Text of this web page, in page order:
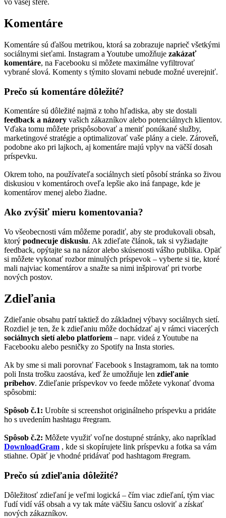
vo vašej sfére.
Komentáre
Komentáre sú ďalšou metrikou, ktorá sa zobrazuje naprieč všetkými
sociálnymi sieťami. Instagram a Youtube umožňuje zakázať
komentáre, na Facebooku si môžete maximálne vyfiltrovať
vybrané slová. Komenty s týmito slovami nebude možné uverejniť.
Prečo sú komentáre dôležité?
Komentáre sú dôležité najmä z toho hľadiska, aby ste dostali
feedback a názory vašich zákazníkov alebo potenciálnych klientov.
Vďaka tomu môžete prispôsobovať a meniť ponúkané služby,
marketingové stratégie a optimalizovať vaše plány a ciele. Zároveň,
podobne ako pri lajkoch, aj komentáre majú vplyv na väčší dosah
príspevku.
Okrem toho, na používateľa sociálnych sietí pôsobí stránka so živou
diskusiou v komentároch oveľa lepšie ako iná fanpage, kde je
komentárov menej alebo žiadne.
Ako zvýšiť mieru komentovania?
Vo všeobecnosti vám môžeme poradiť, aby ste produkovali obsah,
ktorý podnecuje diskusiu. Ak zdieľate článok, tak si vyžiadajte
feedback, opýtajte sa na názor alebo skúsenosti vášho publika. Opäť
si môžete vykonať rozbor minulých príspevok – vyberte si tie, ktoré
mali najviac komentárov a snažte sa nimi inšpirovať pri tvorbe
nových postov.
Zdieľania
Zdieľanie obsahu patrí taktiež do základnej výbavy sociálnych sietí.
Rozdiel je ten, že k zdieľaniu môže dochádzať aj v rámci viacerých
sociálnych sietí alebo platforiem – napr. videá z Youtube na
Facebooku alebo pesničky zo Spotify na Insta stories.
Ak by sme si mali porovnať Facebook s Instagramom, tak na tomto
poli Insta trošku zaostáva, keď že umožňuje len zdieľanie
príbehov. Zdieľanie príspevkov vo feede môžete vykonať dvoma
spôsobmi:
Spôsob č.1: Urobíte si screenshot originálneho príspevku a pridáte
ho s uvedením hashtagu #regram.
Spôsob č.2: Môžete využiť voľne dostupné stránky, ako napríklad
DownloadGram , kde si skopírujete link príspevku a fotka sa vám
stiahne. Opäť je vhodné pridávať pod hashtagom #regram.
Prečo sú zdieľania dôležité?
Dôležitosť zdieľaní je veľmi logická – čím viac zdieľaní, tým viac
ľudí vidí váš obsah a vy tak máte väčšiu šancu osloviť a získať
nových zákazníkov.